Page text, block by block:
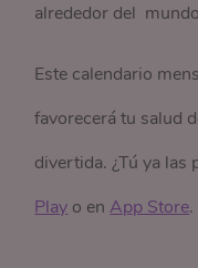
alrededor del
Este calendario
favorecerá tu salud
divertida. ¿Tú ya las
Play o enApp Store.